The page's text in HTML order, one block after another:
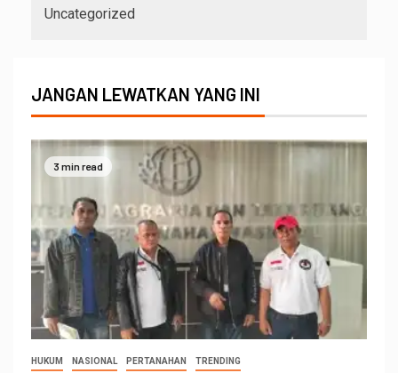
Uncategorized
JANGAN LEWATKAN YANG INI
3 min read
HUKUM NASIONAL PERTANAHAN TRENDING